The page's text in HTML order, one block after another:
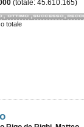
(totale: 45.610.165)
totale